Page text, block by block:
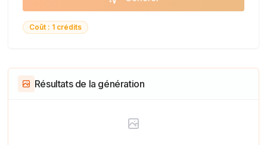
Coût : 1 crédits
Résultats de la génération